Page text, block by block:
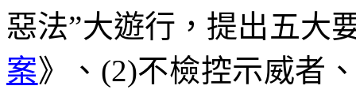
惡法”大遊行，提出五大
案》、 (2)不檢控示威者